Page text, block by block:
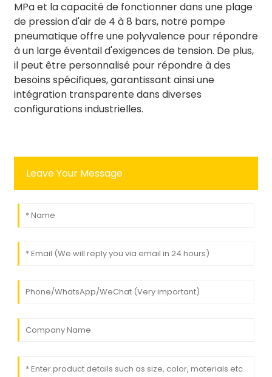
MPa et la capacité de fonctionner dans une plage
de pression d'air de 4 à 8 bars, notre pompe
pneumatique offre une polyvalence pour répondre
à un large éventail d'exigences de tension. De plus,
il peut être personnalisé pour répondre à des
besoins spécifiques, garantissant ainsi une
intégration transparente dans diverses
configurations industrielles.
Leave Your Message